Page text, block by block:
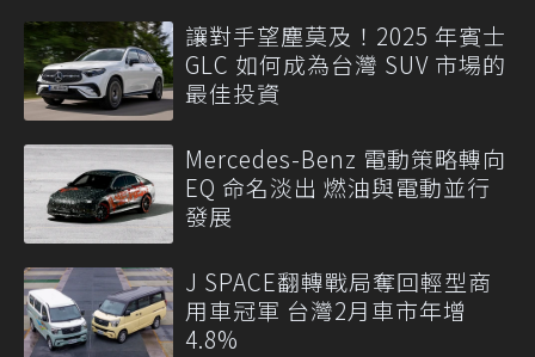
讓對手望塵莫及！2025 年賓士
GLC 如何成為台灣 SUV 市場的
最佳投資
Mercedes-Benz 電動策略轉向
EQ 命名淡出 燃油與電動並行
發展
J SPACE翻轉戰局奪回輕型商
用車冠軍 台灣2月車市年增
4.8%